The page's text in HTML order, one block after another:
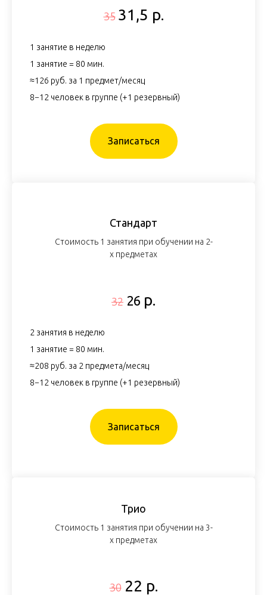
35 31,5 р.
1 занятие в неделю
1 занятие = 80 мин.
≈126 руб. за 1 предмет/месяц
8−12 человек в группе (+1 резервный)
Записаться
Стандарт
Стоимость 1 занятия при обучении на 2-
х предметах
32 26 р.
2 занятия в неделю
1 занятие = 80 мин.
≈208 руб. за 2 предмета/месяц
8−12 человек в группе (+1 резервный)
Записаться
Трио
Стоимость 1 занятия при обучении на 3-
х предметах
30 22 р.